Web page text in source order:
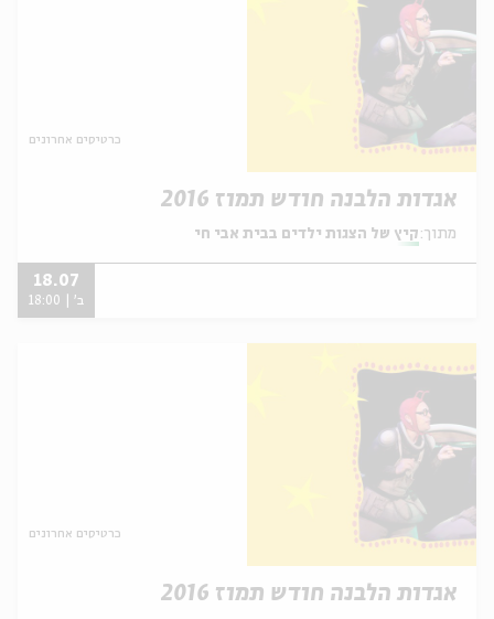
כרטיסים אחרונים
אגדות הלבנה חודש תמוז 2016
מתוך: קיץ של הצגות ילדים בבית אבי חי
18.07
ב' | 18:00
כרטיסים אחרונים
אגדות הלבנה חודש תמוז 2016